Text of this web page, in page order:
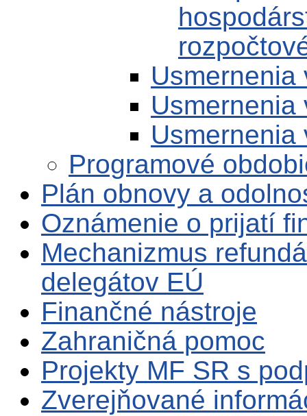
Usmernenia
Usmernenia
Usmernenia
Programové
Plán obnovy a
Oznámenie o prijatí
Mechanizmus
delegátov EÚ
Finančné nástroje
Zahraničná pomoc
Projekty MF SR s
Zverejňované